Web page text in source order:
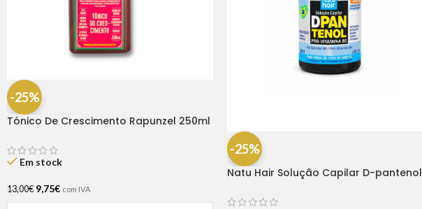
-25%
Tónico De Crescimento Rapunzel 250ml
Em stock
13,00€ 9,75€ com IVA
-25%
Natu Hair Solução Capilar D-pantenol